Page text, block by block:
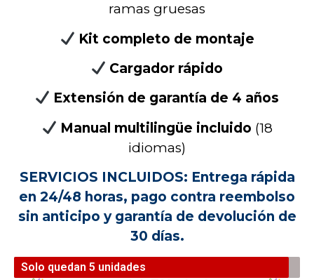
ramas gruesas
Kit completo de montaje
Cargador rápido
Extensión de garantía de 4 años
Manual multilingüe incluido (18
idiomas)
SERVICIOS INCLUIDOS: Entrega rápida
en 24/48 horas, pago contra reembolso
sin anticipo y garantía de devolución de
30 días.
Solo quedan 5 unidades